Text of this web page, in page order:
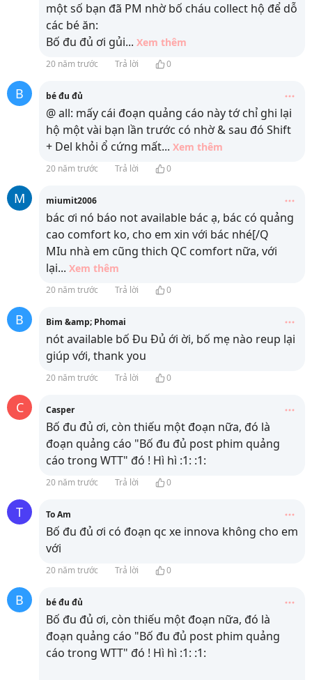
một số bạn đã PM nhờ bố cháu collect hộ để dỗ
các bé ăn:
Bố đu đủ ơi gủi... Xem thêm
20 năm trước Trả lời 0
B bé đu đủ
@ all: mấy cái đoạn quảng cáo này tớ chỉ ghi lại
hộ một vài bạn lần trước có nhờ & sau đó Shift
+ Del khỏi ổ cứng mất... Xem thêm
20 năm trước Trả lời 0
M miumit2006
bác ơi nó báo not available bác ạ, bác có quảng
cao comfort ko, cho em xin với bác nhé[/Q
MIu nhà em cũng thich QC comfort nữa, với
lại... Xem thêm
20 năm trước Trả lời 0
B Bim &amp; Phomai
nót available bố Đu Đủ ới ời, bố mẹ nào reup lại
giúp với, thank you
20 năm trước Trả lời 0
C Casper
Bố đu đủ ơi, còn thiếu một đoạn nữa, đó là
đoạn quảng cáo "Bố đu đủ post phim quảng
cáo trong WTT" đó ! Hì hì :1: :1:
20 năm trước Trả lời 0
T To Am
Bố đu đủ ơi có đoạn qc xe innova không cho em
với
20 năm trước Trả lời 0
B bé đu đủ
Bố đu đủ ơi, còn thiếu một đoạn nữa, đó là
đoạn quảng cáo "Bố đu đủ post phim quảng
cáo trong WTT" đó ! Hì hì :1: :1: